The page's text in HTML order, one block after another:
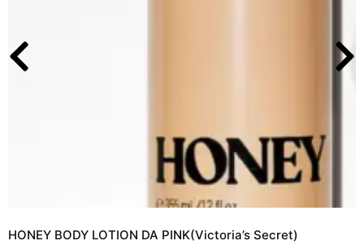
HONEY BODY LOTION DA PINK(Victoria’s Secret)